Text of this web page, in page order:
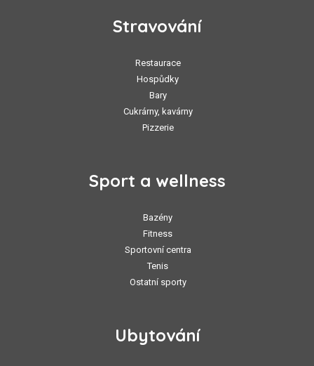
Stravování
Restaurace
Hospůdky
Bary
Cukrárny, kavárny
Pizzerie
Sport a wellness
Bazény
Fitness
Sportovní centra
Tenis
Ostatní sporty
Ubytování